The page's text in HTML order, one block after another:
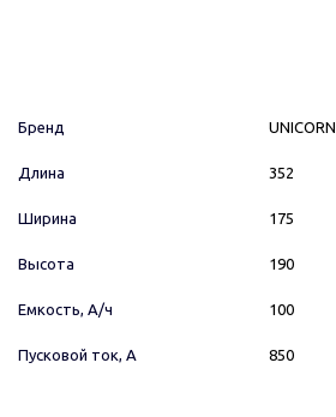
Бренд UNICORN
Длина 352
Ширина 175
Высота 190
Емкость, А/ч 100
Пусковой ток, А 850